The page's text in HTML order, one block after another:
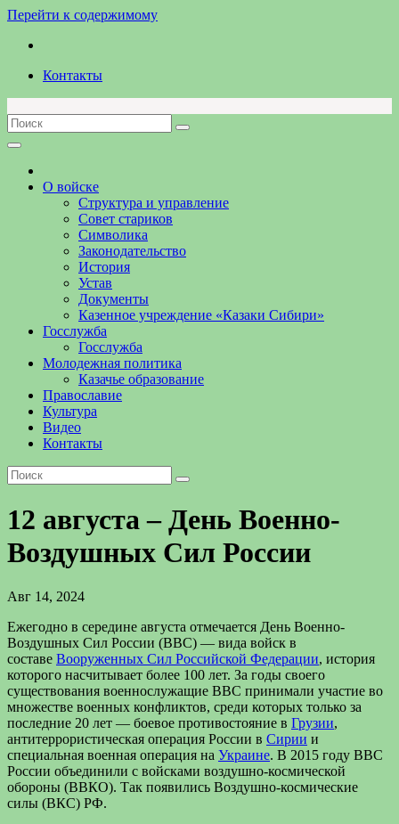
Перейти к содержимому
Контакты
О войске
Структура и управление
Совет стариков
Символика
Законодательство
История
Устав
Документы
Казенное учреждение «Казаки Сибири»
Госслужба
Госслужба
Молодежная политика
Казачье образование
Православие
Культура
Видео
Контакты
12 августа – День Военно-
Воздушных Сил России
Авг 14, 2024
Ежегодно в середине августа отмечается День Военно-
Воздушных Сил России (ВВС) — вида войск в
составе Вооруженных Сил Российской Федерации, история
которого насчитывает более 100 лет. За годы своего
существования военнослужащие ВВС принимали участие во
множестве военных конфликтов, среди которых только за
последние 20 лет — боевое противостояние в Грузии,
антитеррористическая операция России в Сирии и
специальная военная операция на Украине. В 2015 году ВВС
России объединили с войсками воздушно-космической
обороны (ВВКО). Так появились Воздушно-космические
силы (ВКС) РФ.